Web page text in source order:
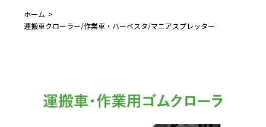
ホーム
運搬車クローラー/作業車・ハーベスタ/マニアスプレッター